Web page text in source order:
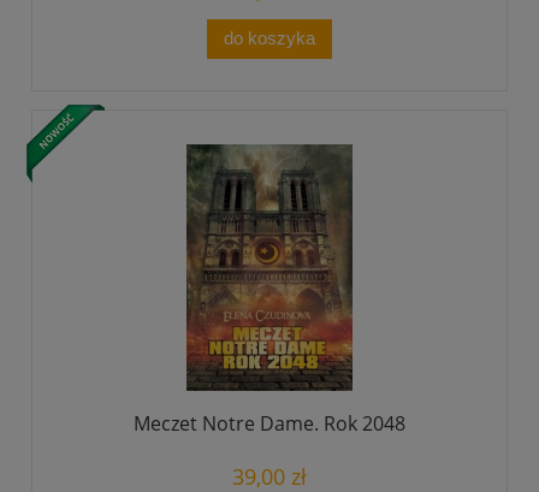
do koszyka
Meczet Notre Dame. Rok 2048
39,00 zł